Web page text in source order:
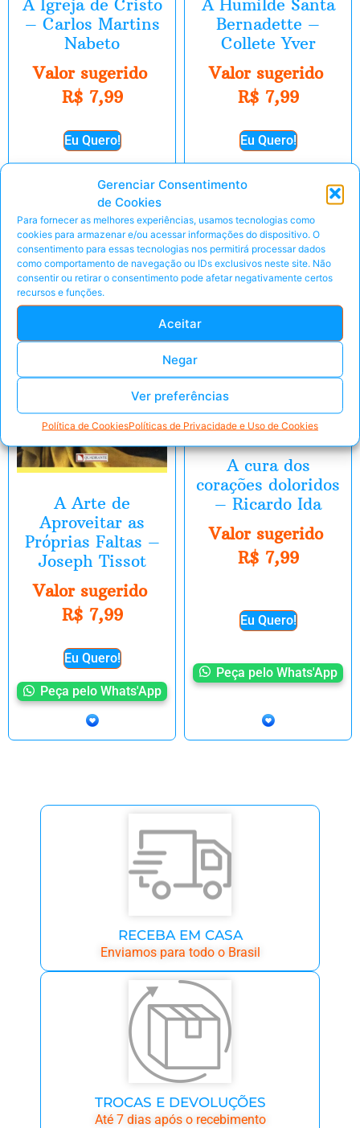
Gerenciar Consentimento
de Cookies
Para fornecer as melhores experiências, usamos tecnologias como
cookies para armazenar e/ou acessar informações do dispositivo. O
consentimento para essas tecnologias nos permitirá processar dados
como comportamento de navegação ou IDs exclusivos neste site. Não
consentir ou retirar o consentimento pode afetar negativamente certos
recursos e funções.
Aceitar
Negar
Ver preferências
Política de CookiesPolíticas de Privacidade e Uso de Cookies
A Igreja de Cristo
– Carlos Martins
Nabeto
Valor sugerido
R$7,99
Eu Quero!
A Humilde Santa
Bernadette –
Collete Yver
Valor sugerido
R$7,99
Eu Quero!
E-Book
A Arte de
Aproveitar as
Próprias Faltas –
Joseph Tissot
Valor sugerido
R$7,99
Eu Quero!
Peça pelo Whats'App
E-Book
A cura dos
corações doloridos
– Ricardo Ida
Valor sugerido
R$7,99
Eu Quero!
Peça pelo Whats'App
RECEBA EM CASA
Enviamos para todo o Brasil
TROCAS E DEVOLUÇÕES
Até 7 dias após o recebimento